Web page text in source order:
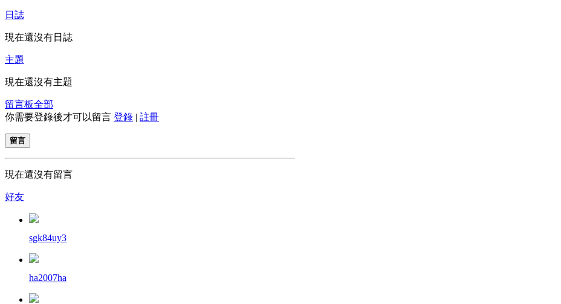
日誌
現在還沒有日誌
主題
現在還沒有主題
留言板全部
你需要登錄後才可以留言 登錄 | 註冊
留言
現在還沒有留言
好友
sgk84uy3
ha2007ha